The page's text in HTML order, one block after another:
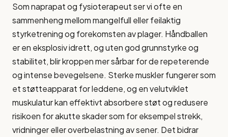
Som naprapat og fysioterapeut ser vi ofte en
sammenheng mellom mangelfull eller feilaktig
styrketrening og forekomsten av plager. Håndballen
er en eksplosiv idrett, og uten god grunnstyrke og
stabilitet, blir kroppen mer sårbar for de repeterende
og intense bevegelsene. Sterke muskler fungerer som
et støtteapparat for leddene, og en velutviklet
muskulatur kan effektivt absorbere støt og redusere
risikoen for akutte skader som for eksempel strekk,
vridninger eller overbelastning av sener. Det bidrar